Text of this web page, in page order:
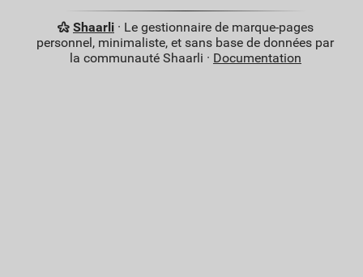
Shaarli· Le gestionnaire de marque-pages
personnel, minimaliste, et sans base de données par
la communauté Shaarli · Documentation